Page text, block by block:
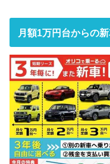
月額1万円台からの